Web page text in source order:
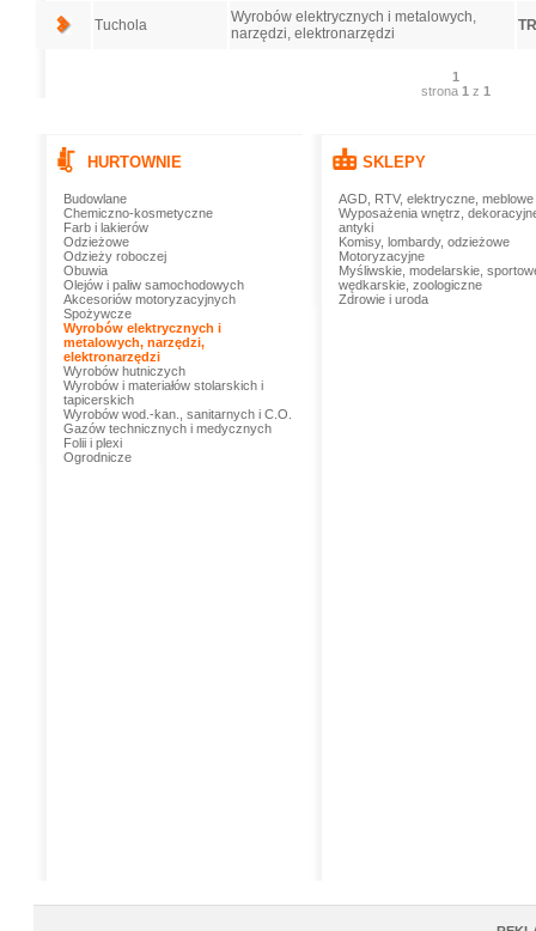
Tuchola
Wyrobów elektrycznych i metalowych,
narzędzi, elektronarzędzi
1
strona 1 z 1
HURTOWNIE
Budowlane
Chemiczno-kosmetyczne
Farb i lakierów
Odzieżowe
Odzieży roboczej
Obuwia
Olejów i paliw samochodowych
Akcesoriów motoryzacyjnych
Spożywcze
Wyrobów elektrycznych i
metalowych, narzędzi,
elektronarzędzi
Wyrobów hutniczych
Wyrobów i materiałów stolarskich i
tapicerskich
Wyrobów wod.-kan., sanitarnych i C.O.
Gazów technicznych i medycznych
Folii i plexi
Ogrodnicze
SKLEPY
AGD, RTV, elektryczne, meblowe
Wyposażenia wnętrz,
antyki
Komisy, lombardy, odzieżowe
Motoryzacyjne
Myśliwskie, modelarskie,
wędkarskie, zoologiczne
Zdrowie i uroda